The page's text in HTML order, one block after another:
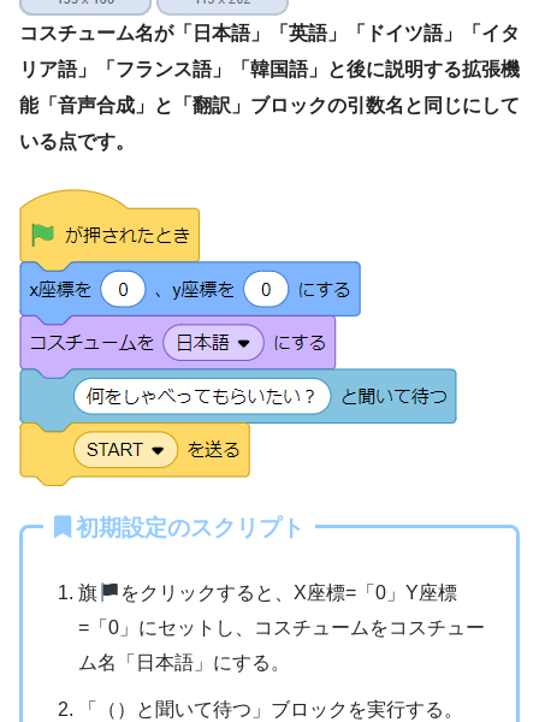
コスチューム名が「日本語」「英語」「ドイツ語」「イタ
リア語」「フランス語」「韓国語」と後に説明する拡張機
能「音声合成」と「翻訳」ブロックの引数名と同じにして
いる点です。
初期設定のスクリプト
旗
をクリックすると、X座標=「0」Y座標
=「0」にセットし、コスチュームをコスチュー
ム名「日本語」にする。
「（）と聞いて待つ」ブロックを実行する。